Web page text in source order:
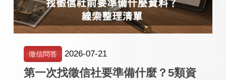
徵信問答 2026-07-21
第一次找徵信社要準備什麼？5類資